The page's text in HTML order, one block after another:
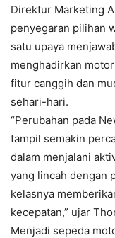
Direktur Marketing
penyegaran pilihan
satu upaya
menghadirkan
fitur canggih dan
sehari-hari.
“Perubahan pada
tampil semakin
dalam menjalani
yang lincah dengan
kelasnya
kecepatan,” ujar
Menjadi sepeda